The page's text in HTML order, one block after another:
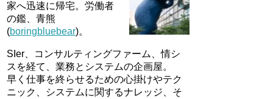
家へ迅速に帰宅。労働者
の鑑、青熊
(boringbluebear)。
SIer、コンサルティングファーム、情シ
スを経て、業務とシステムの企画屋。
早く仕事を終らせるための心掛けやテク
ニック、システムに関するナレッジ、そ